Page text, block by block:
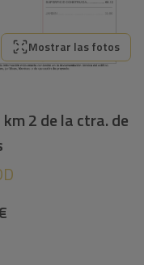
Mostrar las fotos
2 de la ctra. de